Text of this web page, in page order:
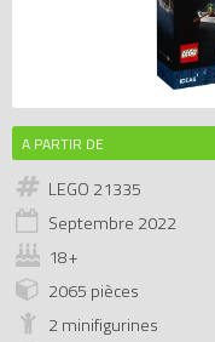
A PARTIR DE
LEGO 21335
Septembre 2022
18+
2065 pièces
2 minifigurines